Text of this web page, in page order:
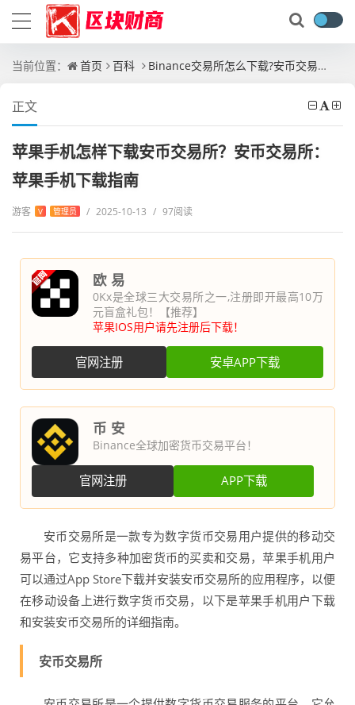
当前位置： 首页 百科 Binance交易所怎么下载?安币交易所APP下载官网教程最新版
正文
苹果手机怎样下载安币交易所？安币交易所：
苹果手机下载指南
游客 V 管理员 / 2025-10-13 / 97阅读
欧 易
0Kx是全球三大交易所之一,注册即开最高10万
元盲盒礼包！【推荐】
苹果IOS用户请先注册后下载！
官网注册 安卓APP下载
币 安
Binance全球加密货币交易平台！
官网注册 APP下载
安币交易所是一款专为数字货币交易用户提供的移动交
易平台，它支持多种加密货币的买卖和交易，苹果手机用户
可以通过App Store下载并安装安币交易所的应用程序，以便
在移动设备上进行数字货币交易，以下是苹果手机用户下载
和安装安币交易所的详细指南。
安币交易所